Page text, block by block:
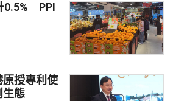
0.5% PPI
授專利使
態